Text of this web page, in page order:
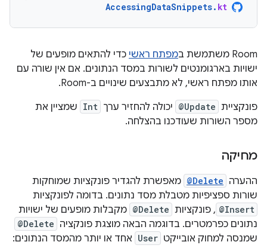
AccessingDataSnippets. kt
‫Room משתמשת ב מפתח ראשי כדי להתאים מופעים של
ישויות בארגומנטים לשורות במסד הנתונים. אם אין שורה עם
אותו מפתח ראשי, לא מתבצעים שינויים ב-Room.
פונקציית @Update יכולה להחזיר ערך Int שמציין את
מספר השורות שעודכנו בהצלחה.
מחיקה
ההערה @Delete מאפשרת להגדיר פונקציות שמוחקות
שורות ספציפיות מטבלת מסד נתונים. בדומה לפונקציות
@Insert , פונקציות @Delete מקבלות מופעים של ישויות
נתונים כפרמטרים. בדוגמה הבאה מוצגת פונקציה @Delete
שמנסה למחוק אובייקט User אחד או יותר מהמסד הנתונים: